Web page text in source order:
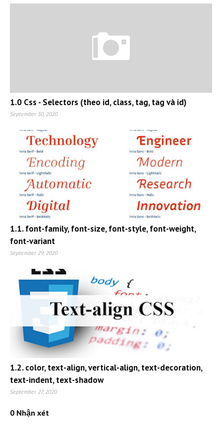
1.0 Css - Selectors (theo id, class, tag, tag và id)
September 30, 2020
1.1. font-family, font-size, font-style, font-weight,
font-variant
September 29, 2020
1.2. color, text-align, vertical-align, text-decoration,
text-indent, text-shadow
September 27, 2020
0 Nhận xét